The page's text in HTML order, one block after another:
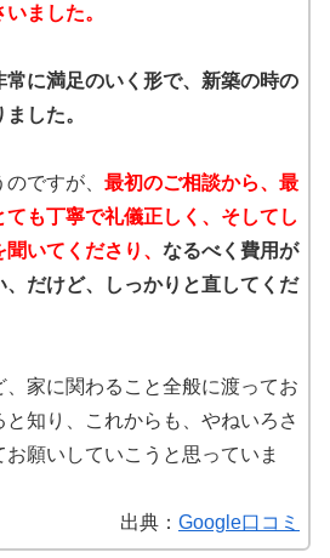
ました。
常に満足のいく形で、新築の時の
した。
ですが、 最初のご相談から、最
ても丁寧で礼儀正しく、そしてし
いてくださり、 なるべく費用が
、だけど、しっかりと直してくだ
、家に関わること全般に渡ってお
と知り、これからも、やねいろさ
お願いしていこうと思っていま
出典： Google口コミ